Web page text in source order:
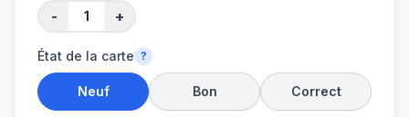
- +
État de la carte ?
Neuf Bon Correct